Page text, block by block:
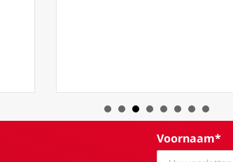
Voornaam*